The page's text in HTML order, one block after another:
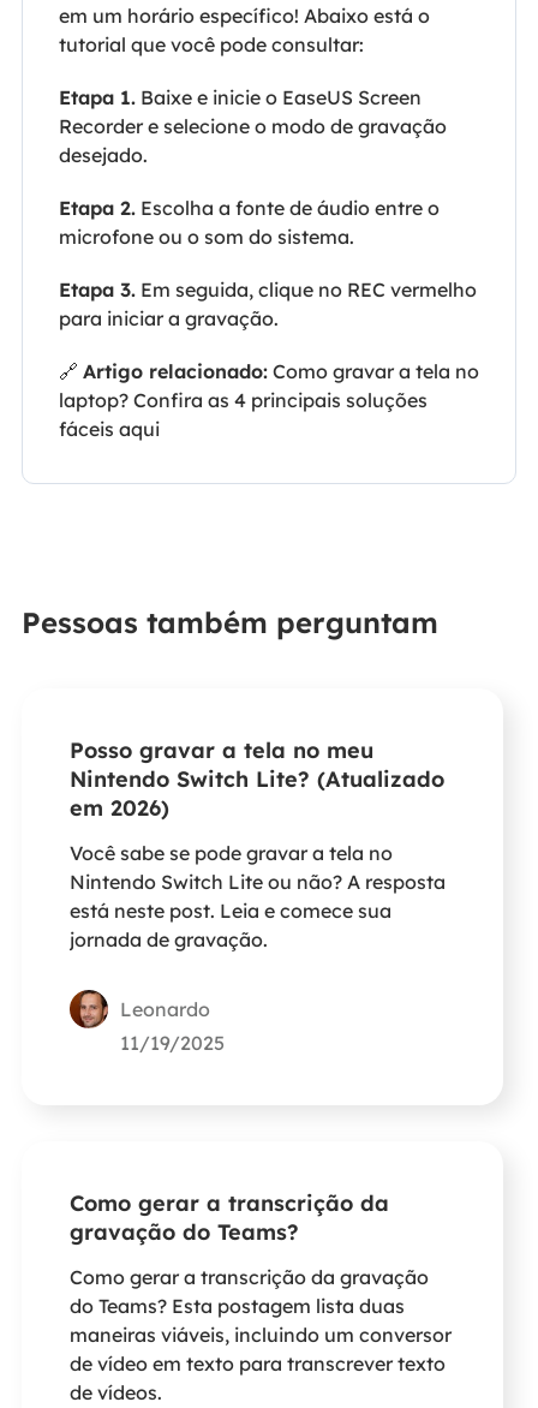
em um horário específico! Abaixo está o
tutorial que você pode consultar:
Etapa 1.Baixe e inicie o EaseUS Screen
Recorder e selecione o modo de gravação
desejado.
Etapa 2.Escolha a fonte de áudio entre o
microfone ou o som do sistema.
Etapa 3.Em seguida, clique no REC vermelho
para iniciar a gravação.
🔗 Artigo relacionado:Como gravar a tela no
laptop? Confira as 4 principais soluções
fáceis aqui
Pessoas também perguntam
Posso gravar a tela no meu
Nintendo Switch Lite? (Atualizado
em 2026)
Você sabe se pode gravar a tela no
Nintendo Switch Lite ou não? A resposta
está neste post. Leia e comece sua
jornada de gravação.
Leonardo
11/19/2025
Como gerar a transcrição da
gravação do Teams?
Como gerar a transcrição da gravação
do Teams? Esta postagem lista duas
maneiras viáveis, incluindo um conversor
de vídeo em texto para transcrever texto
de vídeos.